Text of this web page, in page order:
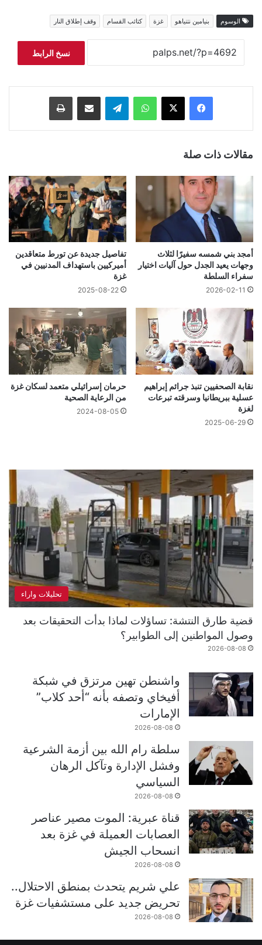
الوسوم بنيامين نتنياهو غزة كتائب القسام وقف إطلاق النار
نسخ الرابط
فيسبوك ‫X واتساب تيلقرام مشاركة عبر البريد طباعة
مقالات ذات صلة
أمجد بني شمسه سفيرًا لثلاث
وجهات يعيد الجدل حول آليات اختيار
سفراء السلطة
2026-02-11
تفاصيل جديدة عن تورط متعاقدين
أميركيين باستهداف المدنيين في
غزة
2025-08-22
نقابة الصحفيين تنبذ جرائم إبراهيم
عسلية ببريطانيا وسرقته تبرعات
لغزة
2025-06-29
حرمان إسرائيلي متعمد لسكان غزة
من الرعاية الصحية
2024-08-05
تحليلات واراء
قضية طارق النتشة: تساؤلات لماذا بدأت التحقيقات بعد
وصول المواطنين إلى الطوابير؟
2026-08-08
واشنطن تهين مرتزق في شبكة
أفيخاي وتصفه بأنه “أحد كلاب”
الإمارات
2026-08-08
سلطة رام الله بين أزمة الشرعية
وفشل الإدارة وتآكل الرهان
السياسي
2026-08-08
قناة عبرية: الموت مصير عناصر
العصابات العميلة في غزة بعد
انسحاب الجيش
2026-08-08
علي شريم يتحدث بمنطق الاحتلال..
تحريض جديد على مستشفيات غزة
2026-08-08